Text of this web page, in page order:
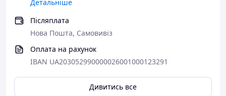
Форма: 1
Діапазон діаметрів отворів: 40 - 100 Ø мм
Наконечники (діаметр): 2.3 Ø мм
Довжина: 225 мм
Вага нетто: 266 гр
Детальніше
Післяплата
Нова Пошта, Самовивіз
Оплата на рахунок
IBAN UA203052990000026001000123291
Дивитись все